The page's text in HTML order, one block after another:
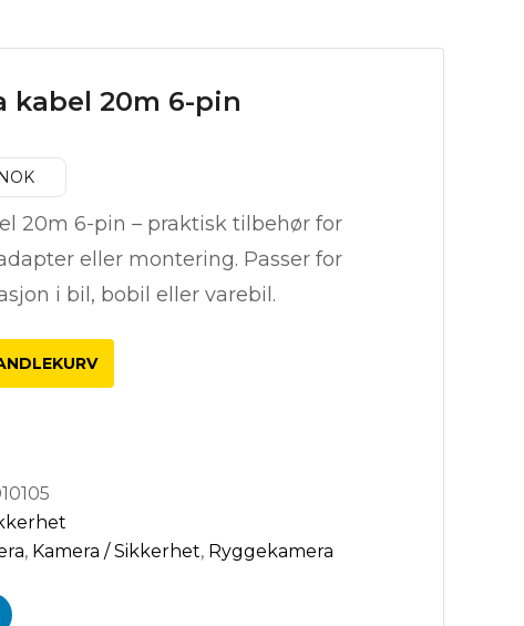
kabel 20m 6-pin
20m 6-pin – praktisk tilbehør for
eller montering. Passer for
i bil, bobil eller varebil.
, Kamera / Sikkerhet, Ryggekamera